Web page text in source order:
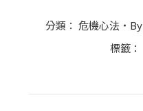
分類： 危機心法 By
標籤：